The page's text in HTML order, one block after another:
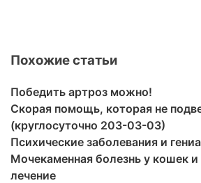
Похожие статьи
Победить артроз можно!
Скорая помощь, которая не
(круглосуточно 203-03-03)
Психические заболевания и
Мочекаменная болезнь у кошек
лечение